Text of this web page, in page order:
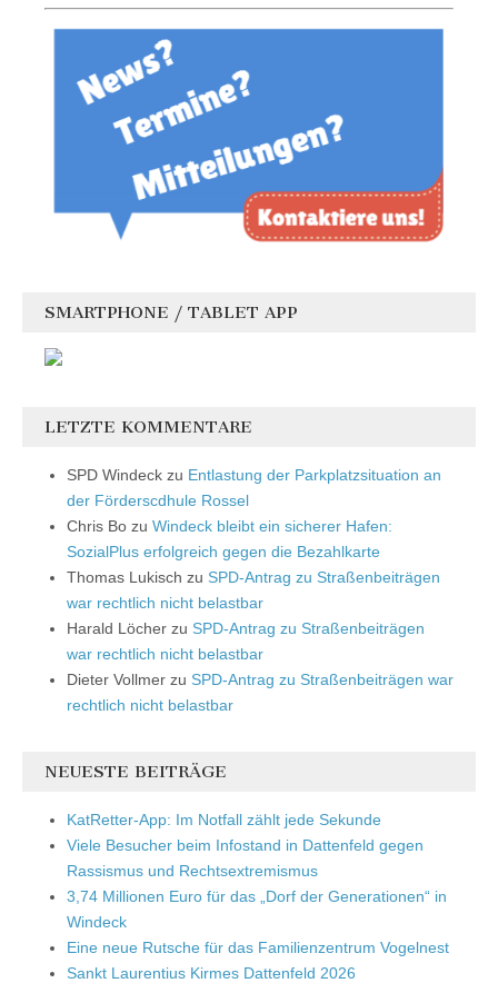
SMARTPHONE / TABLET APP
LETZTE KOMMENTARE
SPD Windeck zu Entlastung der Parkplatzsituation an
der Förderscdhule Rossel
Chris Bo zu Windeck bleibt ein sicherer Hafen:
SozialPlus erfolgreich gegen die Bezahlkarte
Thomas Lukisch zu SPD-Antrag zu Straßenbeiträgen
war rechtlich nicht belastbar
Harald Löcher zu SPD-Antrag zu Straßenbeiträgen
war rechtlich nicht belastbar
Dieter Vollmer zu SPD-Antrag zu Straßenbeiträgen war
rechtlich nicht belastbar
NEUESTE BEITRÄGE
KatRetter-App: Im Notfall zählt jede Sekunde
Viele Besucher beim Infostand in Dattenfeld gegen
Rassismus und Rechtsextremismus
3,74 Millionen Euro für das „Dorf der Generationen“ in
Windeck
Eine neue Rutsche für das Familienzentrum Vogelnest
Sankt Laurentius Kirmes Dattenfeld 2026